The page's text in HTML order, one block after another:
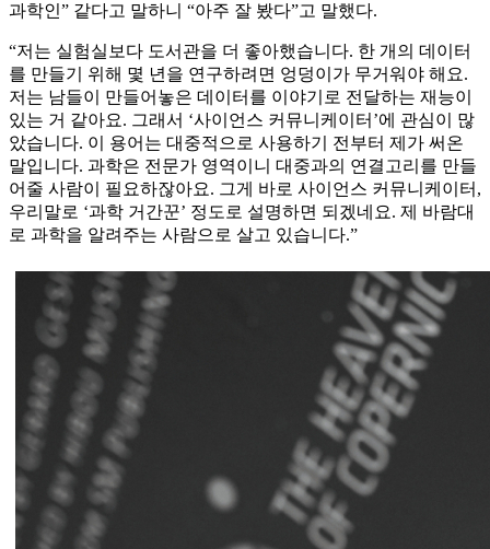
과학인” 같다고 말하니 “아주 잘 봤다”고 말했다.
“저는 실험실보다 도서관을 더 좋아했습니다. 한 개의 데이터
를 만들기 위해 몇 년을 연구하려면 엉덩이가 무거워야 해요.
저는 남들이 만들어놓은 데이터를 이야기로 전달하는 재능이
있는 거 같아요. 그래서 ‘사이언스 커뮤니케이터’에 관심이 많
았습니다. 이 용어는 대중적으로 사용하기 전부터 제가 써온
말입니다. 과학은 전문가 영역이니 대중과의 연결고리를 만들
어줄 사람이 필요하잖아요. 그게 바로 사이언스 커뮤니케이터,
우리말로 ‘과학 거간꾼’ 정도로 설명하면 되겠네요. 제 바람대
로 과학을 알려주는 사람으로 살고 있습니다.”